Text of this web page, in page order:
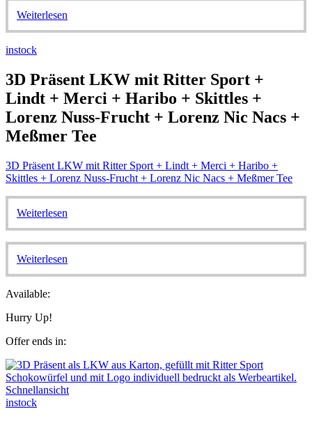
Weiterlesen
instock
3D Präsent LKW mit Ritter Sport +
Lindt + Merci + Haribo + Skittles +
Lorenz Nuss-Frucht + Lorenz Nic Nacs +
Meßmer Tee
3D Präsent LKW mit Ritter Sport + Lindt + Merci + Haribo +
Skittles + Lorenz Nuss-Frucht + Lorenz Nic Nacs + Meßmer Tee
Weiterlesen
Weiterlesen
Available:
Hurry Up!
Offer ends in:
Schnellansicht
instock